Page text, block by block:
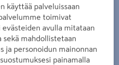
kosketusnäytöllä
käyttää palveluissaan
toimivat
avulla mitataan
mahdollistetaan
ja personoidun mainonnan
painamalla